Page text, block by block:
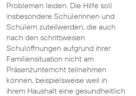
Problemen leiden. Die Hilfe soll
insbesondere Schülerinnen und
Schülern zuteilwerden, die auch
nach den schrittweisen
Schulöffnungen aufgrund ihrer
Familiensituation nicht am
Präsenzunterricht teilnehmen
können, beispielsweise weil in
ihrem Haushalt eine gesundheitlich